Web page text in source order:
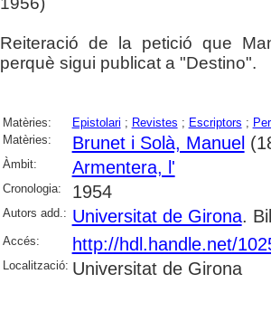
Reiteració de la petició que
perquè sigui publicat a "Destino".
Matèries: Epistolari ; Revistes ; Escriptors ;
Matèries:
Brunet i Solà, Manuel
Àmbit: Armentera, l'
Cronologia: 1954
Autors add.: Universitat de Girona.
Accés: http://hdl.handle.net/
Localització: Universitat de Girona